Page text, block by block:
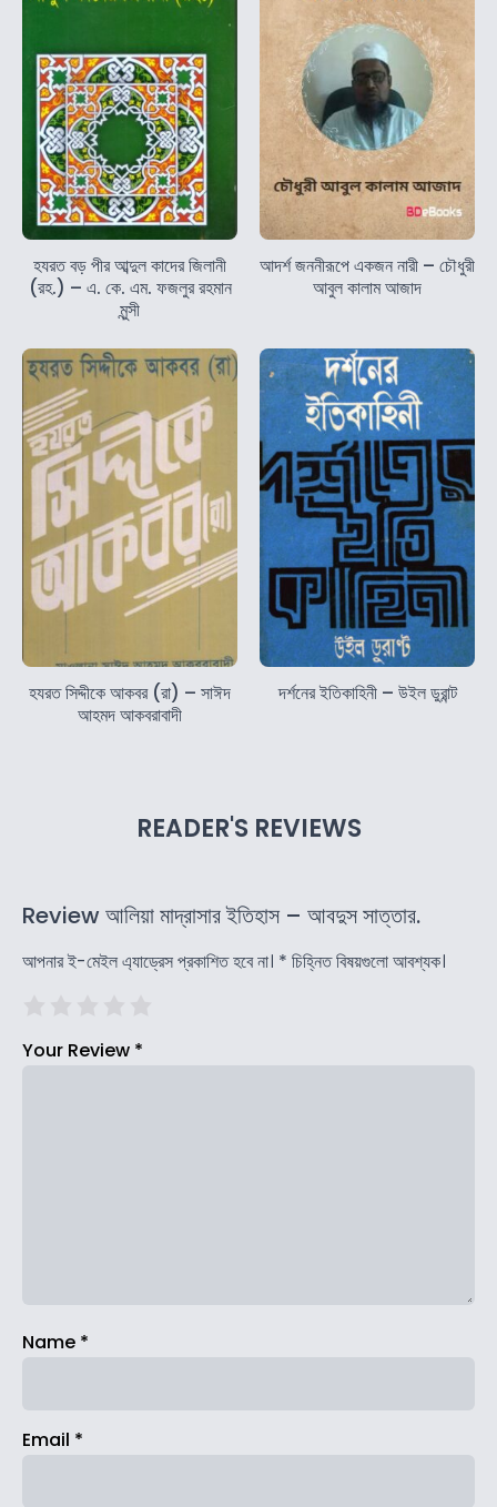
হযরত বড় পীর আব্দুল কাদের জিলানী
(রহ.) – এ. কে. এম. ফজলুর রহমান
মুন্সী
আদর্শ জননীরূপে একজন নারী – চৌধুরী
আবুল কালাম আজাদ
হযরত সিদ্দীকে আকবর (রা) – সাঈদ
আহমদ আকবরাবাদী
দর্শনের ইতিকাহিনী – উইল ডুরান্ট
READER'S REVIEWS
Review আলিয়া মাদ্রাসার ইতিহাস – আবদুস সাত্তার.
আপনার ই-মেইল এ্যাড্রেস প্রকাশিত হবে না। * চিহ্নিত বিষয়গুলো আবশ্যক।
Your Review *
Name *
Email *